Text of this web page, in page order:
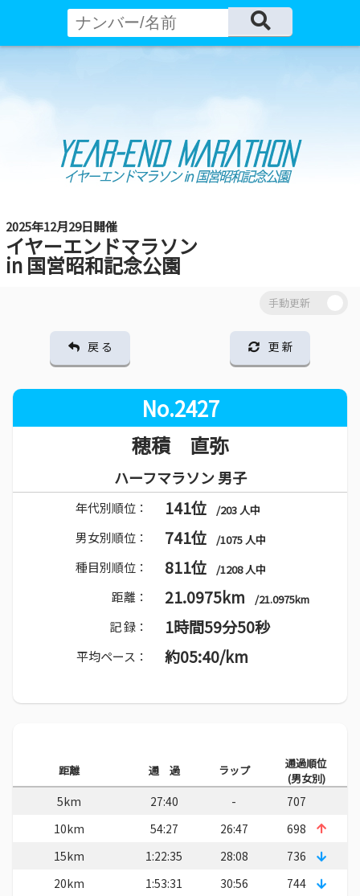
2025年12月29日開催
イヤーエンドマラソン
in 国営昭和記念公園
戻 る 更 新
No.2427
穂積 直弥
ハーフマラソン 男子
年代別順位： 141位 /203 人中
男女別順位： 741位 /1075 人中
種目別順位： 811位 /1208 人中
距離： 21.0975km /21.0975km
記 録： 1時間59分50秒
平均ペース： 約05:40/km
距離 通 過 ラップ
通過順位
(男女別)
5km 27:40 -
707
10km
54:27 26:47
698
15km
1:22:35 28:08
736
20km
1:53:31 30:56
744